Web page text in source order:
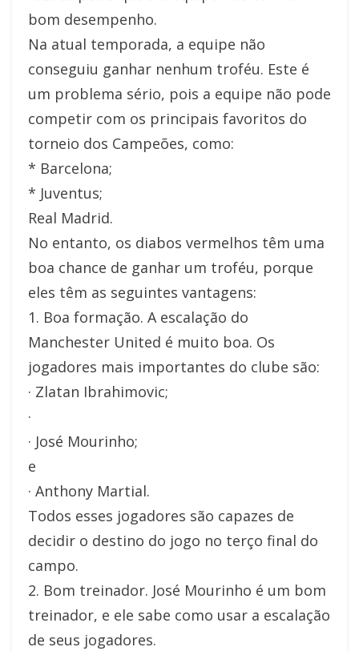
bom desempenho.
Na atual temporada, a equipe não
conseguiu ganhar nenhum troféu. Este é
um problema sério, pois a equipe não pode
competir com os principais favoritos do
torneio dos Campeões, como:
* Barcelona;
* Juventus;
Real Madrid.
No entanto, os diabos vermelhos têm uma
boa chance de ganhar um troféu, porque
eles têm as seguintes vantagens:
1. Boa formação. A escalação do
Manchester United é muito boa. Os
jogadores mais importantes do clube são:
· Zlatan Ibrahimovic;
·
· José Mourinho;
e
· Anthony Martial.
Todos esses jogadores são capazes de
decidir o destino do jogo no terço final do
campo.
2. Bom treinador. José Mourinho é um bom
treinador, e ele sabe como usar a escalação
de seus jogadores.